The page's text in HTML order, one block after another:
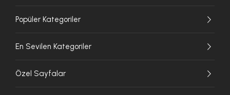
Popüler Kategoriler
En Sevilen Kategoriler
Özel Sayfalar